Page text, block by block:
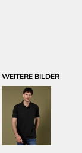
WEITERE BILDER